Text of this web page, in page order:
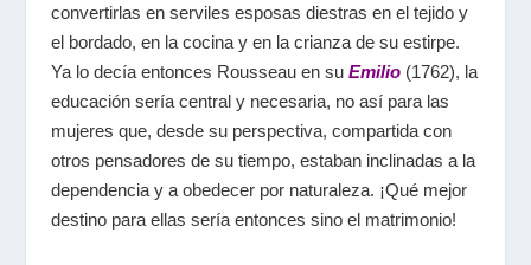
convertirlas en serviles esposas diestras en el tejido y
el bordado, en la cocina y en la crianza de su estirpe.
Ya lo decía entonces Rousseau en su Emilio(1762), la
educación sería central y necesaria, no así para las
mujeres que, desde su perspectiva, compartida con
otros pensadores de su tiempo, estaban inclinadas a la
dependencia y a obedecer por naturaleza. ¡Qué mejor
destino para ellas sería entonces sino el matrimonio!